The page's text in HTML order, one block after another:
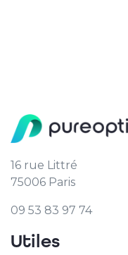
16 rue Littré
75006 Paris
09 53 83 97 74
Utiles